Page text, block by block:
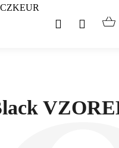
CZKEUR
Hledat